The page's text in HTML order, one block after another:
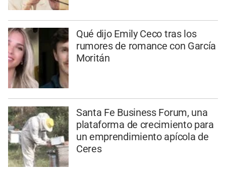
Qué dijo Emily Ceco tras los
rumores de romance con García
Moritán
Santa Fe Business Forum, una
plataforma de crecimiento para
un emprendimiento apícola de
Ceres